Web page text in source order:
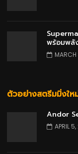
พร้อมพลั
ตัวอย่างสตรีมมิ่งให
Andor
APRIL